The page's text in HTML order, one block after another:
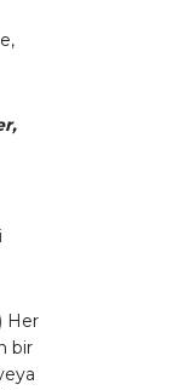
Her
bir